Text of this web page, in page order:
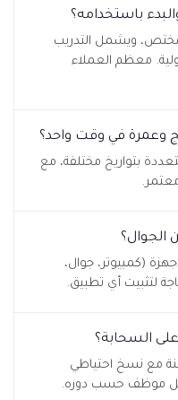
باستخدامه؟
ويشمل التدريب
معظم العملاء
وعمرة في وقت واحد؟
بتواريخ مختلفة، مع
الجوال؟
(كمبيوتر، جوال،
لتثبيت أي تطبيق.
السحابة؟
مع نسخ احتياطي
موظف حسب دوره.